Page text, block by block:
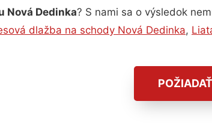
Nová Dedinka? S nami sa o výsledok
dlažba na schody Nová Dedinka,